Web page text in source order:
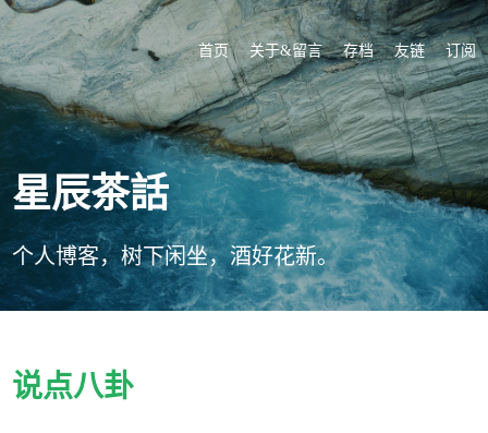
首页 关于&留言 存档 友链 订阅
星辰茶話
个人博客，树下闲坐，酒好花新。
说点八卦